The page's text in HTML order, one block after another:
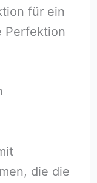
für ein
Perfektion
die die